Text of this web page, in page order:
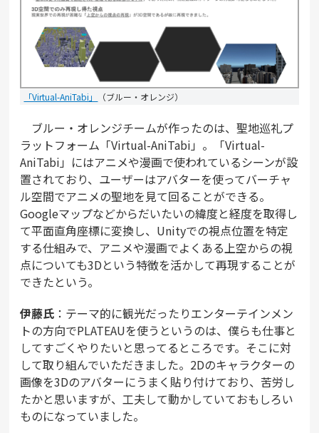
「Virtual-AniTabi」 （ブルー・オレンジ）
ブルー・オレンジチームが作ったのは、聖地巡礼プ
ラットフォーム「Virtual-AniTabi」。「Virtual-
AniTabi」にはアニメや漫画で使われているシーンが設
置されており、ユーザーはアバターを使ってバーチャ
ル空間でアニメの聖地を見て回ることができる。
Googleマップなどからだいたいの緯度と経度を取得し
て平面直角座標に変換し、Unityでの視点位置を特定
する仕組みで、アニメや漫画でよくある上空からの視
点についても3Dという特徴を活かして再現することが
できたという。
伊藤氏 ：テーマ的に観光だったりエンターテインメン
トの方向でPLATEAUを使うというのは、僕らも仕事と
してすごくやりたいと思ってるところです。そこに対
して取り組んでいただきました。2Dのキャラクターの
画像を3Dのアバターにうまく貼り付けており、苦労し
たかと思いますが、工夫して動かしていておもしろい
ものになっていました。